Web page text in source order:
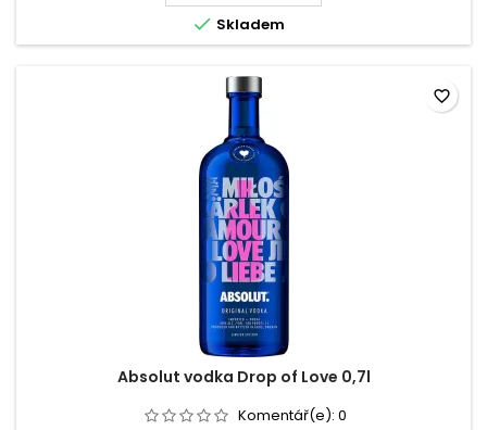
Standard
Original
1l
 Skladem
Absolut vodka Drop of Love 0,7l
Komentář(e): 0
favorite_border